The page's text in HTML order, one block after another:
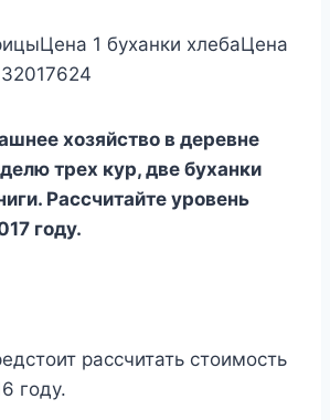
1 буханки хлебаЦена
хозяйство в деревне
трех кур, две буханки
Рассчитайте уровень
году.
рассчитать стоимость
году.